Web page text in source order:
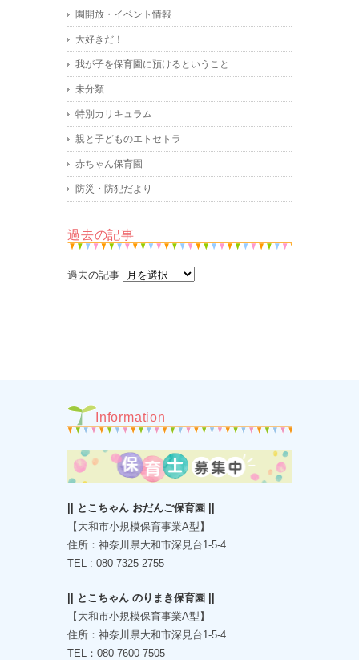
園開放・イベント情報
大好きだ！
我が子を保育園に預けるということ
未分類
特別カリキュラム
親と子どものエトセトラ
赤ちゃん保育園
防災・防犯だより
過去の記事
過去の記事
Information
|| とこちゃん おだんご保育園 ||
【大和市小規模保育事業A型】
住所：神奈川県大和市深見台1-5-4
TEL : 080-7325-2755
|| とこちゃん のりまき保育園 ||
【大和市小規模保育事業A型】
住所：神奈川県大和市深見台1-5-4
TEL：080-7600-7505